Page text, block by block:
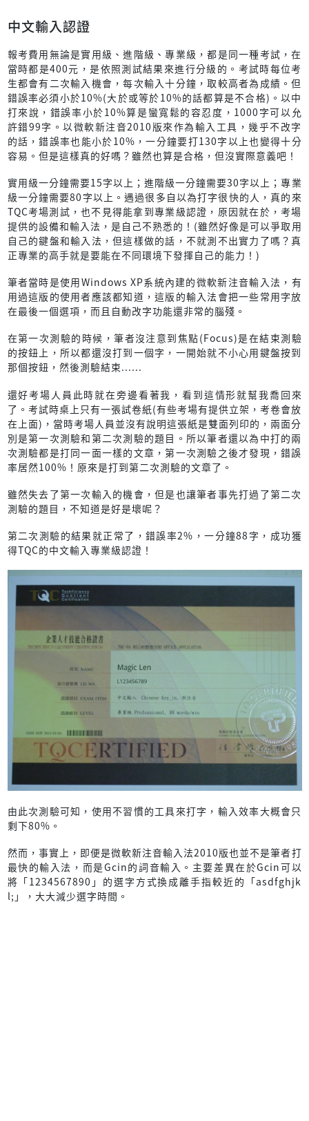
中文輸入認證
報考費用無論是實用級、進階級、專業級，都是同一種考試，在
當時都是400元，是依照測試結果來進行分級的。考試時每位考
生都會有二次輸入機會，每次輸入十分鐘，取較高者為成績。但
錯誤率必須小於10%(大於或等於10%的話都算是不合格)。以中
打來說，錯誤率小於10%算是蠻寬鬆的容忍度，1000字可以允
許錯99字。以微軟新注音2010版來作為輸入工具，幾乎不改字
的話，錯誤率也能小於10%，一分鐘要打130字以上也變得十分
容易。但是這樣真的好嗎？雖然也算是合格，但沒實際意義吧！
實用級一分鐘需要15字以上；進階級一分鐘需要30字以上；專業
級一分鐘需要80字以上。遇過很多自以為打字很快的人，真的來
TQC考場測試，也不見得能拿到專業級認證，原因就在於，考場
提供的設備和輸入法，是自己不熟悉的！(雖然好像是可以爭取用
自己的鍵盤和輸入法，但這樣做的話，不就測不出實力了嗎？真
正專業的高手就是要能在不同環境下發揮自己的能力！)
筆者當時是使用Windows XP系統內建的微軟新注音輸入法，有
用過這版的使用者應該都知道，這版的輸入法會把一些常用字放
在最後一個選項，而且自動改字功能還非常的腦殘。
在第一次測驗的時候，筆者沒注意到焦點(Focus)是在結束測驗
的按鈕上，所以都還沒打到一個字，一開始就不小心用鍵盤按到
那個按鈕，然後測驗結束......
還好考場人員此時就在旁邊看著我，看到這情形就幫我喬回來
了。考試時桌上只有一張試卷紙(有些考場有提供立架，考卷會放
在上面)，當時考場人員並沒有說明這張紙是雙面列印的，兩面分
別是第一次測驗和第二次測驗的題目。所以筆者還以為中打的兩
次測驗都是打同一面一樣的文章，第一次測驗之後才發現，錯誤
率居然100%！原來是打到第二次測驗的文章了。
雖然失去了第一次輸入的機會，但是也讓筆者事先打過了第二次
測驗的題目，不知道是好是壞呢？
第二次測驗的結果就正常了，錯誤率2%，一分鐘88字，成功獲
得TQC的中文輸入專業級認證！
由此次測驗可知，使用不習慣的工具來打字，輸入效率大概會只
剩下80%。
然而，事實上，即便是微軟新注音輸入法2010版也並不是筆者打
最快的輸入法，而是Gcin的詞音輸入。主要差異在於Gcin可以
將「1234567890」的選字方式換成離手指較近的「asdfghjk
l;」，大大減少選字時間。